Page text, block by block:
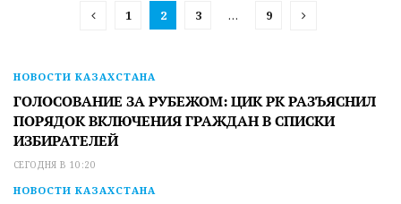
1 2 3 … 9
НОВОСТИ КАЗАХСТАНА
ГОЛОСОВАНИЕ ЗА РУБЕЖОМ: ЦИК РК РАЗЪЯСНИЛ
ПОРЯДОК ВКЛЮЧЕНИЯ ГРАЖДАН В СПИСКИ
ИЗБИРАТЕЛЕЙ
СЕГОДНЯ В 10:20
НОВОСТИ КАЗАХСТАНА